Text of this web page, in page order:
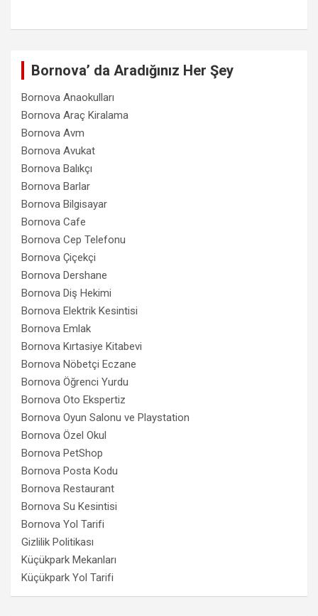
Bornova’ da Aradığınız Her Şey
Bornova Anaokulları
Bornova Araç Kiralama
Bornova Avm
Bornova Avukat
Bornova Balıkçı
Bornova Barlar
Bornova Bilgisayar
Bornova Cafe
Bornova Cep Telefonu
Bornova Çiçekçi
Bornova Dershane
Bornova Diş Hekimi
Bornova Elektrik Kesintisi
Bornova Emlak
Bornova Kırtasiye Kitabevi
Bornova Nöbetçi Eczane
Bornova Öğrenci Yurdu
Bornova Oto Ekspertiz
Bornova Oyun Salonu ve Playstation
Bornova Özel Okul
Bornova PetShop
Bornova Posta Kodu
Bornova Restaurant
Bornova Su Kesintisi
Bornova Yol Tarifi
Gizlilik Politikası
Küçükpark Mekanları
Küçükpark Yol Tarifi